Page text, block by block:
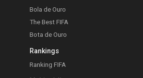
Bola de Ouro
The Best FIFA
Bota de Ouro
Rankings
Ranking FIFA